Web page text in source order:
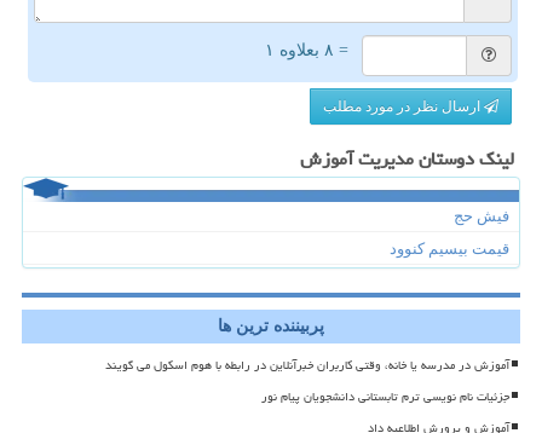
= ۸ بعلاوه ۱
ارسال نظر در مورد مطلب
لینک دوستان مدیریت آموزش
فیش حج
قیمت بیسیم کنوود
پربیننده ترین ها
آموزش در مدرسه یا خانه، وقتی کاربران خبرآنلاین در رابطه با هوم اسکول می گویند
جزئیات نام نویسی ترم تابستانی دانشجویان پیام نور
آموزش و پرورش اطلاعیه داد